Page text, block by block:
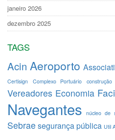
janeiro 2026
dezembro 2025
TAGS
Acin Aeroporto
Certisign Complexo Portuário construção
Vereadores Economia
Navegantes núcleo de
Sebrae segurança pública Util